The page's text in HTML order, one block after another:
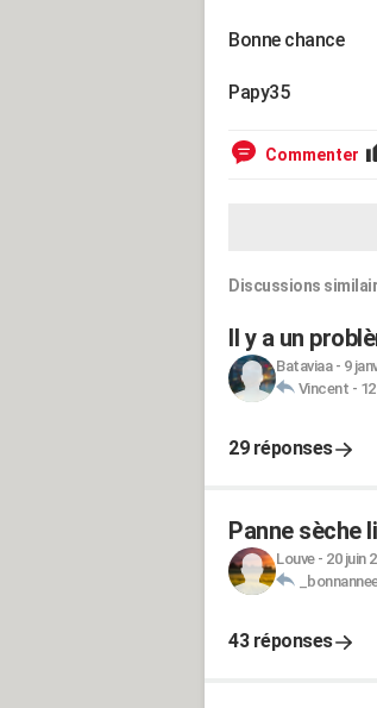
Bonne chance
Papy35
Commenter
Discussions
Il y a un
Bataviaa- 9
Vincent -
29 réponses
Panne sèche
Louve- 20 juin
43 réponses